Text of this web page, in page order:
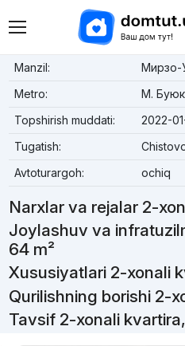
Manzil:
Мирзо-
Metro:
М. Буюк
Topshirish muddati:
2022-
Tugatish:
Avtoturargoh:
ochiq
Narxlar va rejalar 2-
Joylashuv va
64 m²
Xususiyatlari 2-xonali
Qurilishning borishi 2-
Tavsif 2-xonali